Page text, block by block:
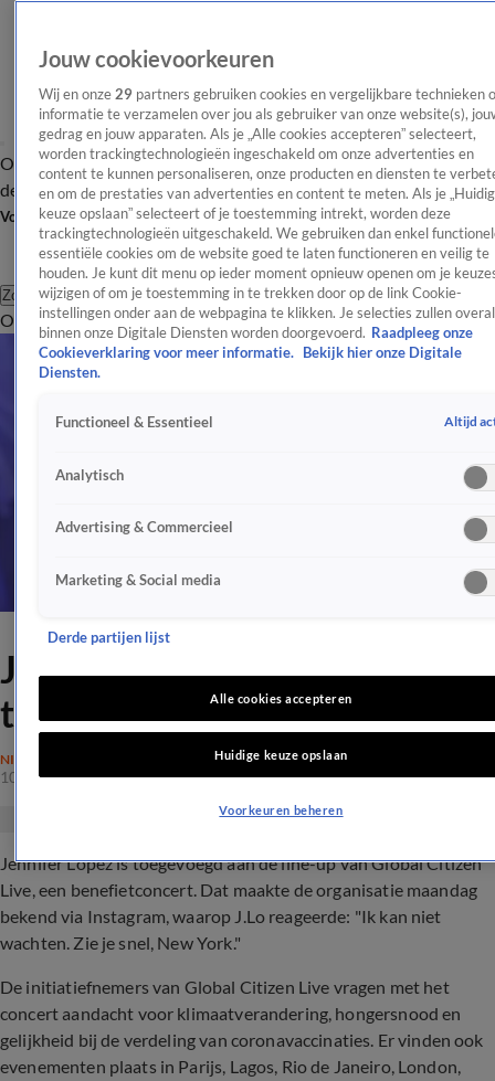
OverzichtAfleveringen Entertainment TV Algemeen
Tip
de redactieNieuwsbrief
Volg Shownieuws
Zoeken
OverzichtEntertainmentSpraakmakendRealityCrimeVideo's
Jennifer Lopez treedt op
tijdens Global Citizen Live
NIEUWS
10 aug 2021, 07:38
Jennifer Lopez is toegevoegd aan de line-up van Global Citizen
Live, een benefietconcert. Dat maakte de organisatie maandag
bekend via Instagram, waarop J.Lo reageerde: "Ik kan niet
wachten. Zie je snel, New York."
De initiatiefnemers van Global Citizen Live vragen met het
concert aandacht voor klimaatverandering, hongersnood en
gelijkheid bij de verdeling van coronavaccinaties. Er vinden ook
evenementen plaats in Parijs, Lagos, Rio de Janeiro, London,
Jouw cookievoorkeuren
Wij en onze 29 partners gebruiken cookies en vergelijkbare technieken
informatie te verzamelen over jou als gebruiker van onze website(s),
gedrag en jouw apparaten. Als je „Alle cookies accepteren” selecteert,
worden trackingtechnologieën ingeschakeld om onze advertenties en
content te kunnen personaliseren, onze producten en diensten te
en om de prestaties van advertenties en content te meten. Als je
keuze opslaan” selecteert of je toestemming intrekt, worden deze
trackingtechnologieën uitgeschakeld. We gebruiken dan enkel
essentiële cookies om de website goed te laten functioneren en veilig te
houden. Je kunt dit menu op ieder moment opnieuw openen om je
wijzigen of om je toestemming in te trekken door op de link Cookie-
instellingen onder aan de webpagina te klikken. Je selecties zullen overal
binnen onze Digitale Diensten worden doorgevoerd. Raadpleeg onze
Cookieverklaring voor meer informatie.
Bekijk hier onze Digitale
Diensten.
Functioneel & Essentieel Altijd
Analytisch
Advertising & Commercieel
Marketing & Social media
Derde partijen lijst
Alle cookies accepteren
Huidige keuze opslaan
Voorkeuren beheren